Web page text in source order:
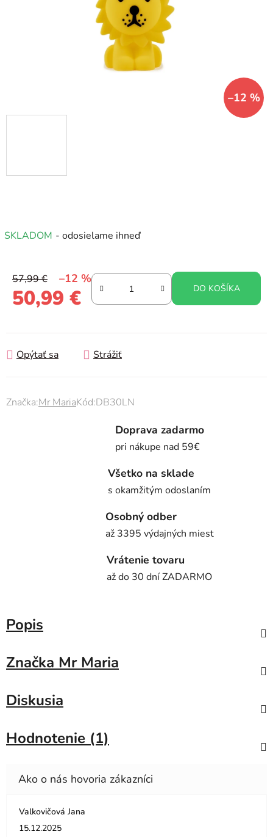
SKLADOM - odosielame ihneď
57,99 € –12 %
50,99 € DO KOŠÍKA
Opýtať sa Strážiť
Značka:Mr MariaKód:DB30LN
–12 %
Doprava zadarmo
pri nákupe nad 59€
Všetko na sklade
s okamžitým odoslaním
Osobný odber
až 3395 výdajných miest
Vrátenie tovaru
až do 30 dní ZADARMO
Popis
Značka Mr Maria
Diskusia
Hodnotenie (1)
Valkovičová Jana
Hodnotenie obchodu je 5 z 5 hviezdičiek.
15.12.2025